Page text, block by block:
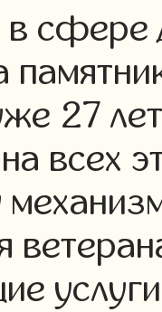
сфере
27
всех